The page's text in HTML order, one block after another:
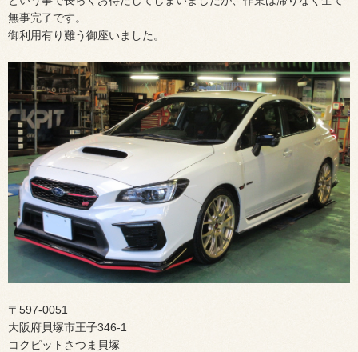
無事完了です。
御利用有り難う御座いました。
〒597-0051
大阪府貝塚市王子346-1
コクピットさつま貝塚